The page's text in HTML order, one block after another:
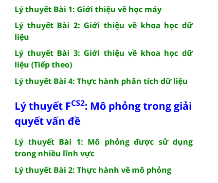
Lý thuyết Bài 1: Giới thiệu về học máy
Lý thuyết Bài 2: Giới thiệu về khoa học dữ
liệu
Lý thuyết Bài 3: Giới thiệu về khoa học dữ
liệu (Tiếp theo)
Lý thuyết Bài 4: Thực hành phân tích dữ liệu
Lý thuyết FCS2: Mô phỏng trong giải
quyết vấn đề
Lý thuyết Bài 1: Mô phỏng được sử dụng
trong nhiều lĩnh vực
Lý thuyết Bài 2: Thực hành về mô phỏng